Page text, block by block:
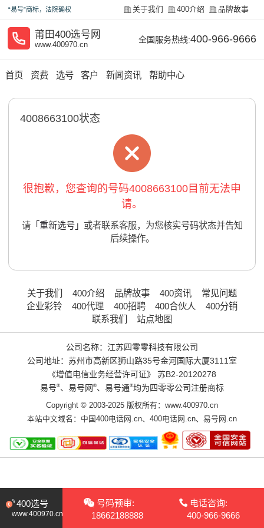
“易号”商标，法院确权 关于我们 400介绍 品牌故事
莆田400选号网
www.400970.cn
全国服务热线:400-966-9666
首页 资费 选号 客户 新闻资讯 帮助中心
4008663100状态
很抱歉，您查询的号码4008663100目前无法申
请。
请「重新选号」 或者联系客服，为您核实号码状态并告知
后续操作。
关于我们 400介绍 品牌故事 400资讯
常见问题
企业彩铃
400代理 400招聘 400合伙人
400分销
联系我们
站点地图
公司名称：江苏四零零科技有限公司
公司地址：苏州市高新区狮山路35号金河国际大厦3111室
《增值电信业务经营许可证》
苏B2-20120278
易号®、易号网 ®、易号通®均为四零零公司注册商标
Copyright © 2003-2025 版权所有：www.400970.cn
本站中文域名： 中国400电话网.cn、 400电话网.cn、 易号网.cn
400选号
www.400970.cn
号码预审:
18662188888
电话咨询:
400-966-9666